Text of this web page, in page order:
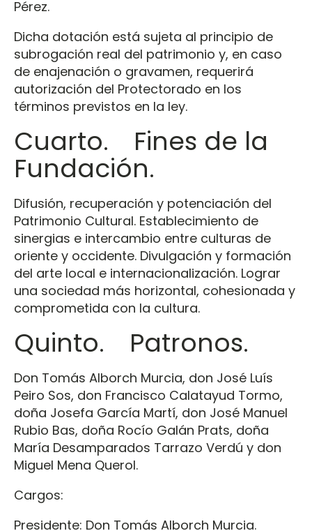
Pérez.
Dicha dotación está sujeta al principio de
subrogación real del patrimonio y, en caso
de enajenación o gravamen, requerirá
autorización del Protectorado en los
términos previstos en la ley.
Cuarto. Fines de la
Fundación.
Difusión, recuperación y potenciación del
Patrimonio Cultural. Establecimiento de
sinergias e intercambio entre culturas de
oriente y occidente. Divulgación y formación
del arte local e internacionalización. Lograr
una sociedad más horizontal, cohesionada y
comprometida con la cultura.
Quinto. Patronos.
Don Tomás Alborch Murcia, don José Luís
Peiro Sos, don Francisco Calatayud Tormo,
doña Josefa García Martí, don José Manuel
Rubio Bas, doña Rocío Galán Prats, doña
María Desamparados Tarrazo Verdú y don
Miguel Mena Querol.
Cargos:
Presidente: Don Tomás Alborch Murcia.